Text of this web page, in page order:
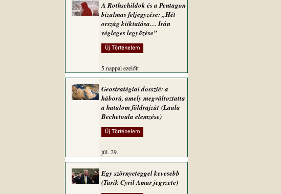
A Rothschildok és a Pentagon
bizalmas feljegyzése: „Hét
ország kiiktatása… Irán
végleges legyőzése”
Új Történelem
5 nappal ezelőtt
Geostratégiai dosszié: a
háború, amely megváltoztatta
a hatalom földrajzát (Laala
Bechetoula elemzése)
Új Történelem
júl. 29.
Egy szörnyeteggel kevesebb
(Tarik Cyril Amar jegyzete)